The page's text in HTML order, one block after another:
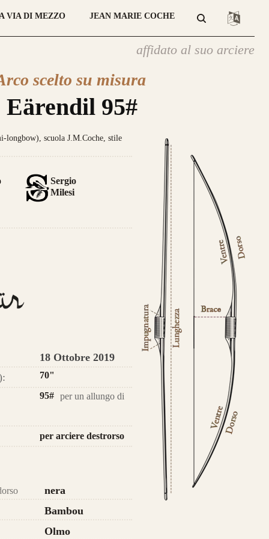
modello sono le
Tasso, Osage o Bambù
da 800€
un nuovo modello di punta,
ad Helios, Alben segue le
del modello Ashram
di legno,due di tasso e due di
VIA DI MEZZO JEAN MARIE COCHE
affidato al suo arciere
scelto su misura
Eärendil 95#
longbow), scuola J.M.Coche, stile
Sergio
Milesi
18 Ottobre 2019
70"
95# per un allungo di
per arciere destrorso
nera
Bambou
Olmo